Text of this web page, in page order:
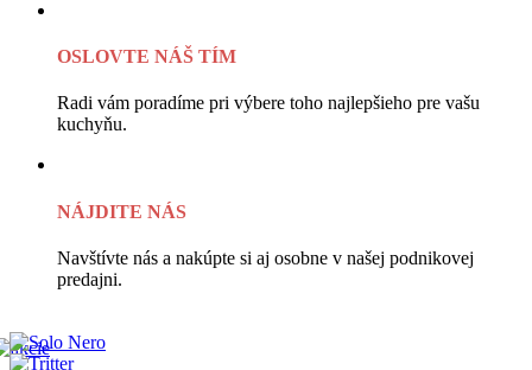
OSLOVTE NÁŠ TÍM
Radi vám poradíme pri výbere toho najlepšieho pre vašu
kuchyňu.
NÁJDITE NÁS
Navštívte nás a nakúpte si aj osobne v našej podnikovej
predajni.